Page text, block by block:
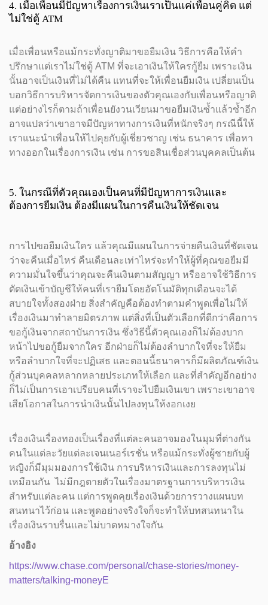
4. เมื่อเพื่อนมีปัญหาเรื่องการเงินเราเป็นแค่เพื่อนคู่คิด แต่
ไม่ใช่ตู้ ATM
เมื่อเพื่อนหรือแม้กระทั่งญาติมาขอยืมเงิน วิธีการคือให้คำ
ปรึกษาแต่เราไม่ใช่ตู้ ATM ที่จะเอาเงินให้ใครกู้ยืม เพราะเงิน
นั้นอาจเป็นเงินที่ไม่ได้คืน แทนที่จะให้เพื่อนยืมเงิน เปลี่ยนเป็น
บอกวิธีการบริหารจัดการเงินของตัวคุณเองกับเพื่อนหรือญาติ
แต่อย่างไรก็ตามถ้าเพื่อนยังวนเวียนมาขอยืมเงินซ้ำแล้วซ้ำอีก
อาจแปลว่าเขาอาจมีปัญหาทางการเงินที่หนักจริงๆ กรณีนี้ให้
เราแนะนำเพื่อนให้ไปคุยกับผู้เชี่ยวชาญ เช่น ธนาคาร เพื่อหา
ทางออกในเรื่องการเงิน เช่น การขอสินเชื่อส่วนบุคคลเป็นต้น
5. ในกรณีที่ตัวคุณเองเป็นคนที่มีปัญหาการเงินและ
ต้องการยืมเงิน ต้องมีแผนในการคืนเงินให้ชัดเจน
การไปขอยืมเงินใคร แล้วคุณมีแผนในการจ่ายคืนเงินที่ชัดเจน
ว่าจะคืนเมื่อไหร่ คืนเดือนละเท่าไหร่จะทำให้ผู้ที่คุณขอยืมมี
ความมั่นใจขึ้นว่าคุณจะคืนเงินตามสัญญา หรืออาจใช้วิธีการ
ตัดเงินเข้าบัญชีให้คนที่เรายืมโดยอัตโนมัติทุกเดือนจะได้
สบายใจทั้งสองฝ่าย สิ่งสำคัญคือต้องทำตามคำพูดเพื่อไม่ให้
เรื่องเงินมาทำลายมิตรภาพ แต่สิ่งที่เป็นตัวเลือกที่ดีกว่าคือการ
ขอกู้เงินจากสถาบันการเงิน ซึ่งวิธีนี้ตัวคุณเองก็ไม่ต้องบาก
หน้าไปขอกู้ยืมจากใคร อีกฝ่ายก็ไม่ต้องลำบากใจที่จะให้ยืม
หรือลำบากใจที่จะปฏิเสธ และตอนนี้ธนาคารก็มีผลิตภัณฑ์เงิน
กู้ส่วนบุคคลหลากหลายประเภทให้เลือก และที่สำคัญอีกอย่าง
ก็ไม่เป็นการเอาเปรียบคนที่เราจะไปยืมเงินเขา เพราะเขาอาจ
เสียโอกาสในการนำเงินนั้นไปลงทุนให้งอกเงย
เรื่องเงินเรื่องทองเป็นเรื่องที่แต่ละคนอาจมองในมุมที่ต่างกัน
คนในแต่ละวัยแต่ละเจนเนอร์เรชั่น หรือแม้กระทั่งผู้ชายกับผู้
หญิงก็มีมุมมองการใช้เงิน การบริหารเงินและการลงทุนไม่
เหมือนกัน ไม่มีกฎตายตัวในเรื่องมาตรฐานการบริหารเงิน
สำหรับแต่ละคน แต่การพูดคุยเรื่องเงินด้วยการวางแผนบท
สนทนาไว้ก่อน และพูดอย่างจริงใจก็จะทำให้บทสนทนาใน
เรื่องเงินราบรื่นและไม่บาดหมางใจกัน
อ้างอิง
https://www.chase.com/personal/chase-stories/money-
matters/talking-moneyE